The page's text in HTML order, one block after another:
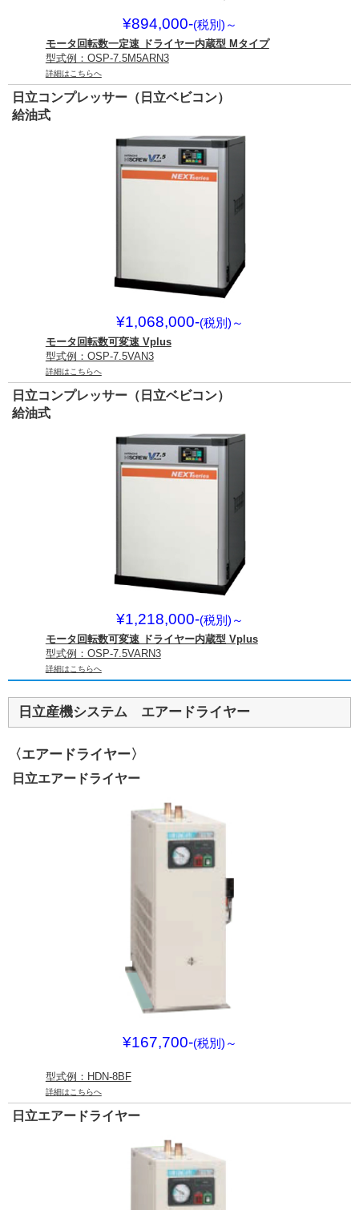
¥894,000-(税別) ～
モータ回転数一定速 ドライヤー内蔵型 Mタイプ
型式例：OSP-7.5M5ARN3
詳細はこちらへ
日立コンプレッサー（日立ベビコン）
給油式
¥1,068,000-(税別) ～
モータ回転数可変速 Vplus
型式例：OSP-7.5VAN3
詳細はこちらへ
日立コンプレッサー（日立ベビコン）
給油式
¥1,218,000-(税別) ～
モータ回転数可変速 ドライヤー内蔵型 Vplus
型式例：OSP-7.5VARN3
詳細はこちらへ
日立産機システム エアードライヤー
〈エアードライヤー〉
日立エアードライヤー
¥167,700-(税別) ～
型式例：HDN-8BF
詳細はこちらへ
日立エアードライヤー